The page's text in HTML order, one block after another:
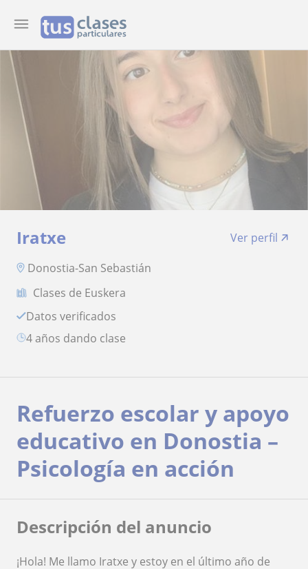
Iratxe
Ver perfil
Donostia-San Sebastián
Clases de Euskera
Datos verificados
4 años dando clase
Refuerzo escolar y apoyo
educativo en Donostia –
Psicología en acción
Descripción del anuncio
¡Hola! Me llamo Iratxe y estoy en el último año de